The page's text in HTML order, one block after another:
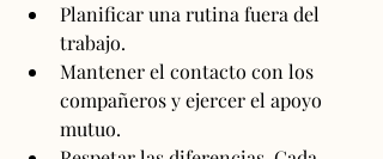
Planificar una rutina fuera del
trabajo.
Mantener el contacto con los
compañeros y ejercer el apoyo
mutuo.